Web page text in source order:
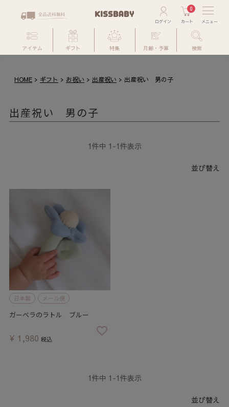
0
アイテム ギフト 特集 月齢・予算 検索
HOME ギフト お祝い 出産祝い 出産祝い 男の子
出産祝い 男の子
並び替え
1件中 1 -1件表示
日本製 メール便
ガーベラのラトル ブルー
¥ 1,980 税込
並び替え
1件中 1 -1件表示